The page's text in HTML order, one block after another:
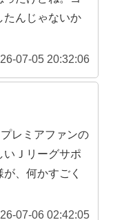
たんじゃないか
07-05 20:32:06
レミアファンの
いＪリーグサポ
、何かすごく
07-06 02:42:05